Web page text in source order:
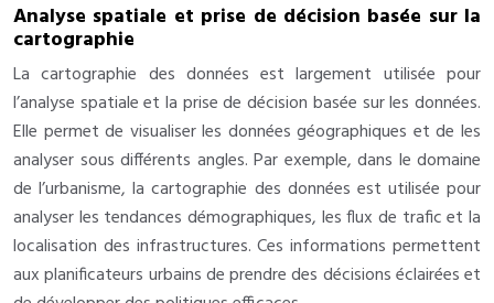
Analyse spatiale et prise de décision basée sur la
cartographie
La cartographie des données est largement utilisée pour
l’analyse spatiale et la prise de décision basée sur les données.
Elle permet de visualiser les données géographiques et de les
analyser sous différents angles. Par exemple, dans le domaine
de l’urbanisme, la cartographie des données est utilisée pour
analyser les tendances démographiques, les flux de trafic et la
localisation des infrastructures. Ces informations permettent
aux planificateurs urbains de prendre des décisions éclairées et